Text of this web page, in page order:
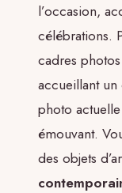
l’occasion,
célébrations.
cadres
accueillant
photo
émouvant.
des objets